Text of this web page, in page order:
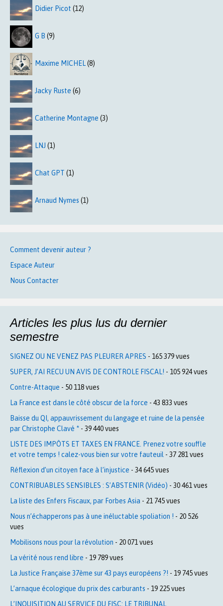
Didier Picot (12)
G B (9)
Maxime MICHEL(8)
Jacky Ruste (6)
Catherine Montagne (3)
LNJ (1)
Chat GPT (1)
Arnaud Nymes (1)
Comment devenir auteur ?
Espace Auteur
Nous Contacter
Articles les plus lus du dernier
semestre
SIGNEZ OU NE VENEZ PAS PLEURER APRES - 165 379 vues
SUPER, J’AI RECU UN AVIS DE CONTROLE FISCAL! - 105 924 vues
Contre-Attaque - 50 118 vues
La France est dans le côté obscur de la force - 43 833 vues
Baisse du QI, appauvrissement du langage et ruine de la pensée
par Christophe Clavé * - 39 440 vues
LISTE DES IMPÔTS ET TAXES EN FRANCE. Prenez votre souffle
et votre temps ! calez-vous bien sur votre fauteuil - 37 281 vues
Réflexion d’un citoyen face à l’injustice - 34 645 vues
CONTRIBUABLES SENSIBLES : S’ABSTENIR (Vidéo) - 30 461 vues
La liste des Enfers Fiscaux, par Forbes Asia - 21 745 vues
Nous n’échapperons pas à une inéluctable spoliation ! - 20 526
vues
Mobilisons nous pour la révolution - 20 071 vues
La vérité nous rend libre - 19 789 vues
La Justice Française 37ème sur 43 pays européens ?! - 19 745 vues
L’arnaque écologique du prix des carburants - 19 225 vues
L’INQUISITION AU SERVICE DU FISC: LE TRIBUNAL